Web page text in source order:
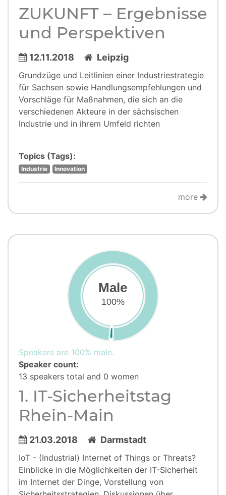
ZUKUNFT – Ergebnisse
und Perspektiven
12.11.2018 Leipzig
Grundzüge und Leitlinien einer Industriestrategie
für Sachsen sowie Handlungsempfehlungen und
Vorschläge für Maßnahmen, die sich an die
verschiedenen Akteure in der sächsischen
Industrie und in ihrem Umfeld richten
Topics (Tags):
Industrie Innovation
more
Male
100%
Speakers are 100% male.
Speaker count:
13 speakers total and 0 women
1. IT-Sicherheitstag
Rhein-Main
21.03.2018 Darmstadt
IoT - (Industrial) Internet of Things or Threats?
Einblicke in die Möglichkeiten der IT-Sicherheit
im Internet der Dinge, Vorstellung von